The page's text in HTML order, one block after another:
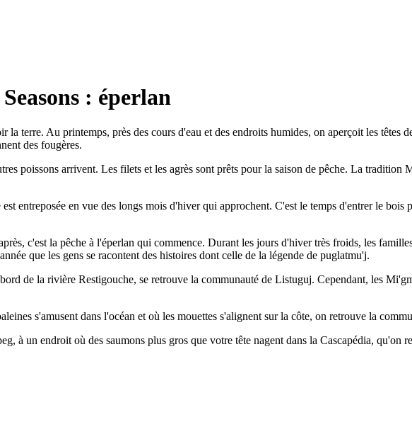
: éperlan
la terre. Au printemps, près des cours d'eau et des endroits humides, on aperçoit les têtes
des fougères.
poissons arrivent. Les filets et les agrès sont prêts pour la saison de pêche. La tradition
entreposée en vue des longs mois d'hiver qui approchent. C'est le temps d'entrer le bois
c'est la pêche à l'éperlan qui commence. Durant les jours d'hiver très froids, les
que les gens se racontent des histoires dont celle de la légende de puglatmu'j.
de la rivière Restigouche, se retrouve la communauté de Listuguj. Cependant, les
s'amusent dans l'océan et où les mouettes s'alignent sur la côte, on retrouve la
à un endroit où des saumons plus gros que votre tête nagent dans la Cascapédia, qu'on